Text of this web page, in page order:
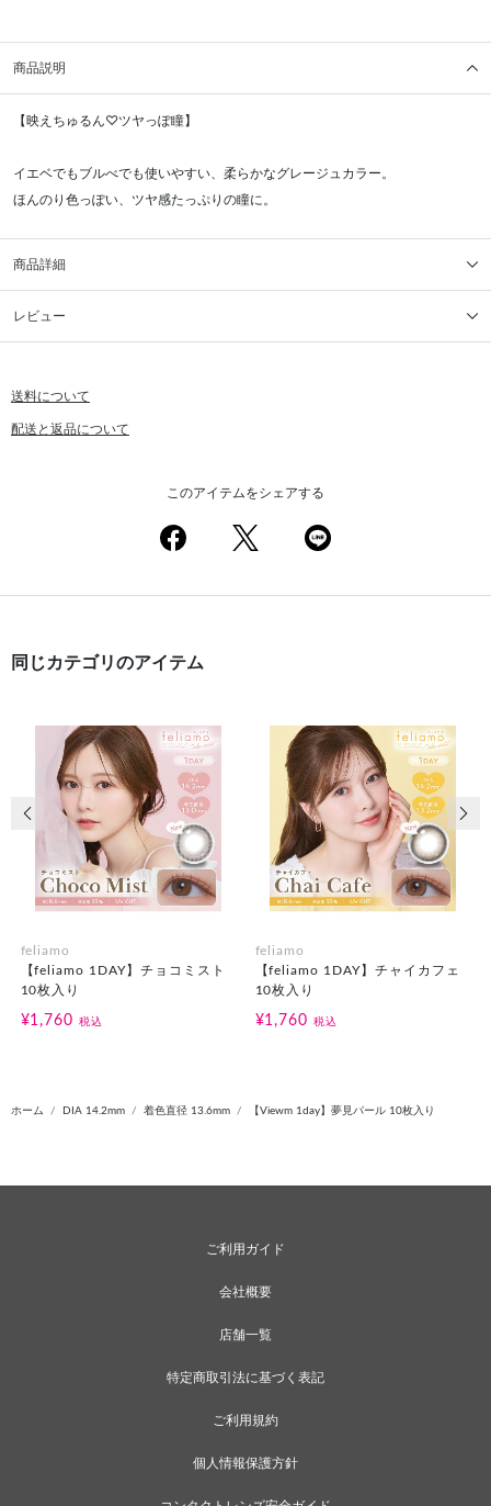
商品説明
【映えちゅるん♡ツヤっぽ瞳】
イエベでもブルべでも使いやすい、柔らかなグレージュカラー。
ほんのり色っぽい、ツヤ感たっぷりの瞳に。
商品詳細
レビュー
送料について
配送と返品について
このアイテムをシェアする
同じカテゴリのアイテム
feliamo
【feliamo 1DAY】チョコミスト
10枚入り
¥1,760税込
feliamo
【feliamo 1DAY】チャイカフェ
10枚入り
¥1,760税込
前の画像
ホーム DIA 14.2mm 着色直径 13.6mm 【Viewm 1day】夢見パール 10枚入り
ご利用ガイド
会社概要
店舗一覧
特定商取引法に基づく表記
ご利用規約
個人情報保護方針